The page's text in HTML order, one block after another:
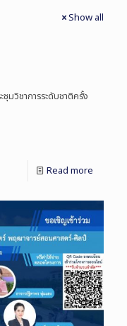
Show all
มวิชาการระดับชาติครั้ง
Read more